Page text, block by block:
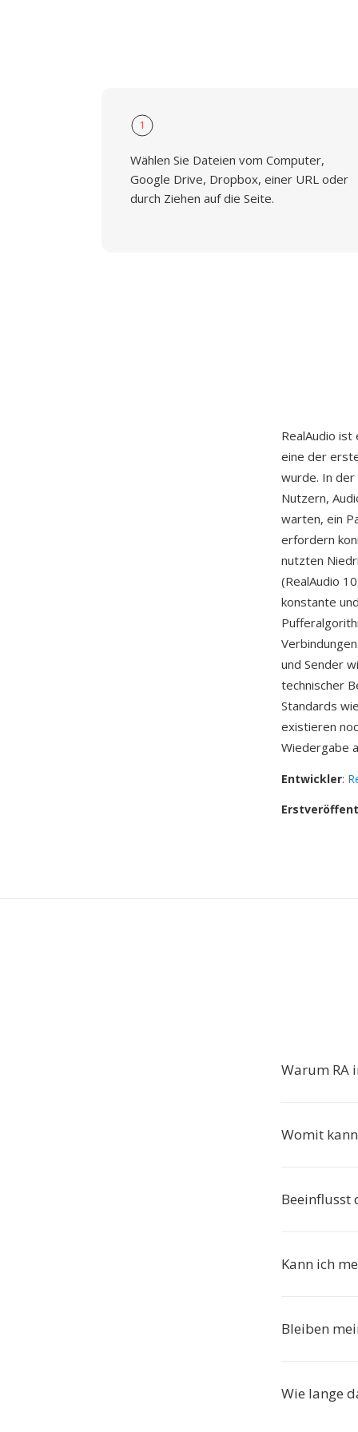
1
Wählen Sie Dateien vom Computer,
Google Drive, Dropbox, einer URL oder
durch Ziehen auf die Seite.
RealAudio
eine der
wurde. In
Nutzern,
warten, ein
erfordern
nutzten
(RealAudio
konstante
und Sender
technischer
Standards
existieren
Wiedergabe
Entwickler:
Warum RA
Womit
Beeinflusst
Kann ich
Bleiben
Wie lange